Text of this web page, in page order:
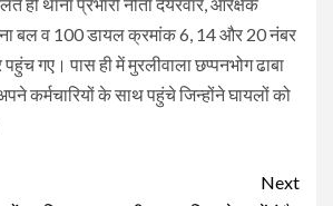
बल व 100 डायल क्रमांक 6, 14 और 20 नंबर
पहुंच गए। पास ही में मुरलीवाला छप्पनभोग ढाबा
कर्मचारियों के साथ पहुंचे जिन्होंने घायलों को
Next